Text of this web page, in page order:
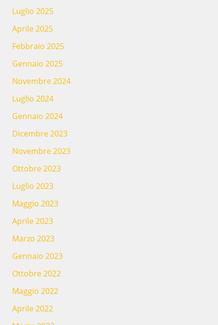
Luglio 2025
Aprile 2025
Febbraio 2025
Gennaio 2025
Novembre 2024
Luglio 2024
Gennaio 2024
Dicembre 2023
Novembre 2023
Ottobre 2023
Luglio 2023
Maggio 2023
Aprile 2023
Marzo 2023
Gennaio 2023
Ottobre 2022
Maggio 2022
Aprile 2022